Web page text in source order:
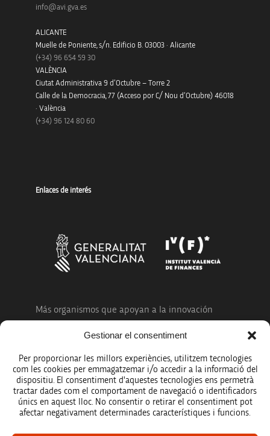
Gestionar el consentiment
Per proporcionar les millors experiències, utilitzem tecnologies
com les cookies per emmagatzemar i/o accedir a la informació del
dispositiu. El consentiment d'aquestes tecnologies ens permetrà
tractar dades com el comportament de navegació o identificadors
únics en aquest lloc. No consentir o retirar el consentiment pot
afectar negativament determinades característiques i funcions.
info@avi.gva.es
ALICANTE
Muelle de Poniente, s/n. Edificio B. 03003 · Alicante
(+34) 96 654 59 30
VALÈNCIA
Ciutat Administrativa 9 d’Octubre – Torre 2
Calle de la Democracia, 77 (Acceso por C/ Nou d’Octubre) 46018
· València
(+34) 96 124 80 60
Enlaces de interés
Más organismos que apoyan a la innovación
Avíso legal
Política de protección de datos